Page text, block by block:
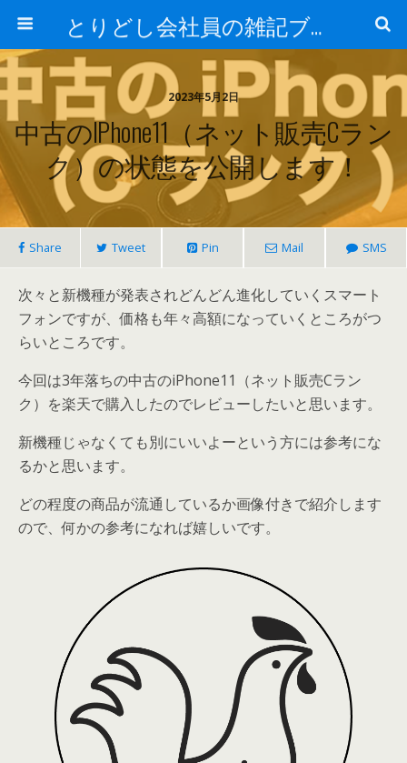
とりどし会社員の雑記ブログ
2023年5月2日
中古のiPhone11（ネット販売Cラン
ク）の状態を公開します！
Share Tweet Pin Mail SMS
次々と新機種が発表されどんどん進化していくスマート
フォンですが、価格も年々高額になっていくところがつ
らいところです。
今回は3年落ちの中古のiPhone11（ネット販売Cラン
ク）を楽天で購入したのでレビューしたいと思います。
新機種じゃなくても別にいいよーという方には参考にな
るかと思います。
どの程度の商品が流通しているか画像付きで紹介します
ので、何かの参考になれば嬉しいです。